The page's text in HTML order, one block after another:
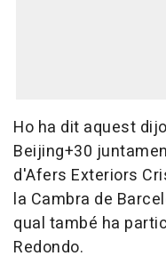
Ho ha dit aquest
Beijing+30
d'Afers Exteriors
la Cambra de
qual també ha
Redondo.